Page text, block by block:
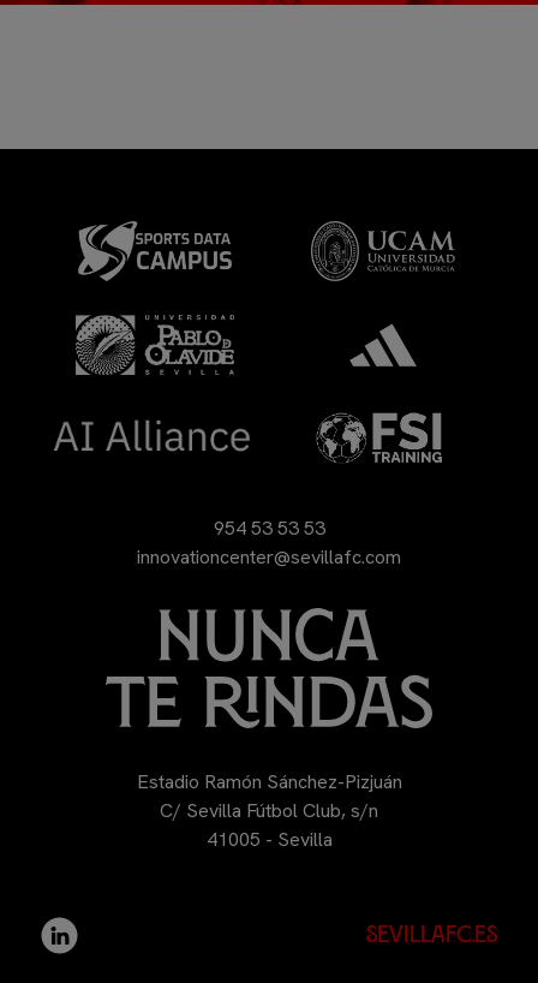
954 53 53 53
innovationcenter@sevillafc.com
Estadio Ramón Sánchez-Pizjuán
C/ Sevilla Fútbol Club, s/n
41005 - Sevilla
sevillafc.es